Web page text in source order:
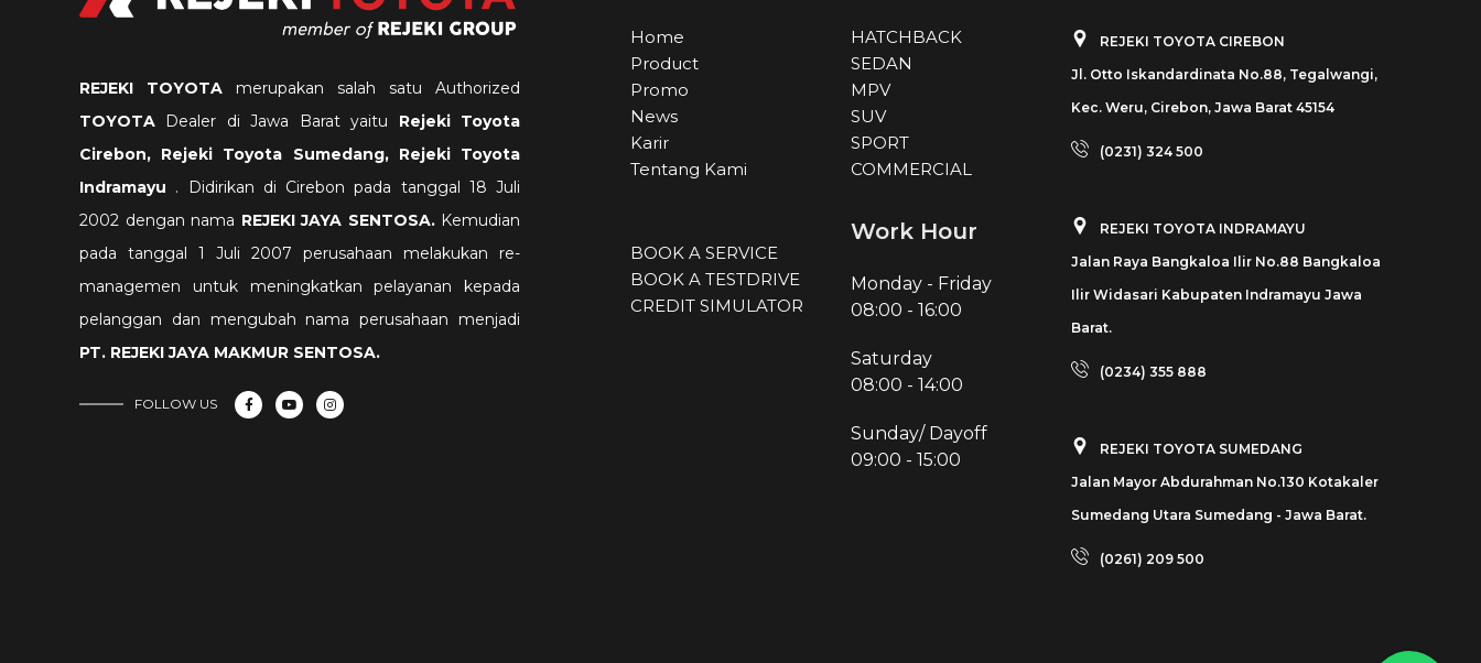
REJEKI TOYOTA merupakan salah satu Authorized
TOYOTA Dealer di Jawa Barat yaitu Rejeki Toyota
Cirebon, Rejeki Toyota Sumedang, Rejeki Toyota
Indramayu . Didirikan di Cirebon pada tanggal 18 Juli
2002 dengan nama REJEKI JAYA SENTOSA.Kemudian
pada tanggal 1 Juli 2007 perusahaan melakukan re-
managemen untuk meningkatkan pelayanan kepada
pelanggan dan mengubah nama perusahaan menjadi
PT. REJEKI JAYA MAKMUR SENTOSA.
FOLLOW US
Home
Product
Promo
News
Karir
Tentang Kami
BOOK A SERVICE
BOOK A TESTDRIVE
CREDIT SIMULATOR
HATCHBACK
SEDAN
MPV
SUV
SPORT
COMMERCIAL
Work Hour
Monday - Friday
08:00 - 16:00
Saturday
08:00 - 14:00
Sunday/ Dayoff
09:00 - 15:00
REJEKI TOYOTA CIREBON
Jl. Otto Iskandardinata No.88, Tegalwangi,
Kec. Weru, Cirebon, Jawa Barat 45154
(0231) 324 500
REJEKI TOYOTA INDRAMAYU
Jalan Raya Bangkaloa Ilir No.88 Bangkaloa
Ilir Widasari Kabupaten Indramayu Jawa
Barat.
(0234) 355 888
REJEKI TOYOTA SUMEDANG
Jalan Mayor Abdurahman No.130 Kotakaler
Sumedang Utara Sumedang - Jawa Barat.
(0261) 209 500